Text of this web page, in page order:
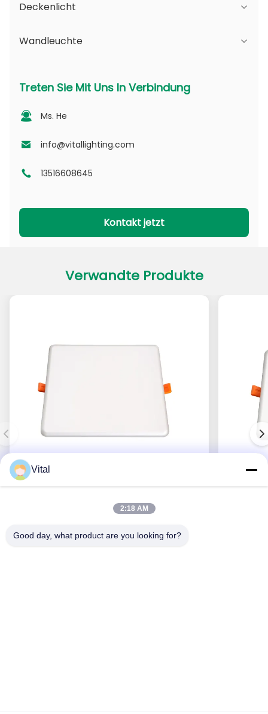
JDL-Serie
DSDL-Reihe
MDL-Serie
NSDL-Serie
DL-Serie
PADL-Serie
Deckenlicht
JCL-Serie
PV-Serie
PD -Serie
CL-Serie
PACL-Serie
Wandleuchte
veränderbare Öffnung
Serie D - Punktlicht-Leitplatte
Treten Sie Mit Uns In Verbindung
Ms. He
info@vitallighting.com
13516608645
Kontakt jetzt
Verwandte Produkte
Erhalten Sie besten Preis
Vital
2:18 AM
Good day, what product are you looking for?